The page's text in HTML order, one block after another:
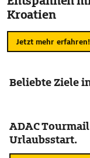
Kroatien
Jetzt mehr erfahren!
Beliebte Ziele
ADAC
Urlaubsstart.